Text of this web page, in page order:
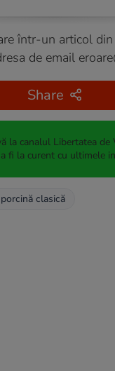
într-un articol
de email
Share
la canalul Libertatea
a fi la curent cu ultimele
clasică